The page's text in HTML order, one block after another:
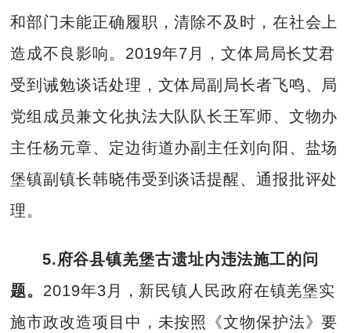
和部门未能正确履职，清除不及时，在社会上
造成不良影响。2019年7月，文体局局长艾君
受到诫勉谈话处理，文体局副局长者飞鸣、局
党组成员兼文化执法大队队长王军师、文物办
主任杨元章、定边街道办副主任刘向阳、盐场
堡镇副镇长韩晓伟受到谈话提醒、通报批评处
理。
5.府谷县镇羌堡古遗址内违法施工的问
题。 2019年3月，新民镇人民政府在镇羌堡实
施市政改造项目中，未按照《文物保护法》要